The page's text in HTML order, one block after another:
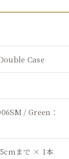
Case
/ Green：
まで × 1本